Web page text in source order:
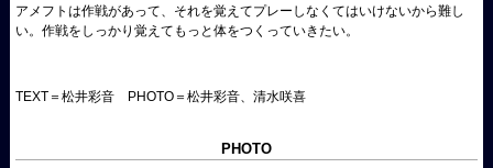
アメフトは作戦があって、それを覚えてプレーしなくてはいけないから難し
い。作戦をしっかり覚えてもっと体をつくっていきたい。
TEXT＝松井彩音 PHOTO＝松井彩音、清水咲喜
PHOTO